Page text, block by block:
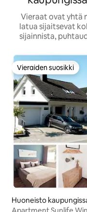
Vieraat ovat yhtä
latua sijaitsevat
sijainnista,
Vieraiden suosikki
Vieraiden suosikki
Huoneisto
erberg